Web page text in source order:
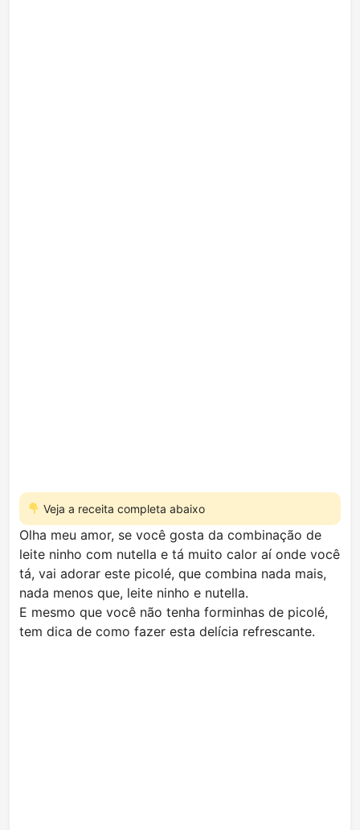
Veja a receita completa abaixo
Olha meu amor, se você gosta da combinação de
leite ninho com nutella e tá muito calor aí onde você
tá, vai adorar este picolé, que combina nada mais,
nada menos que, leite ninho e nutella.
E mesmo que você não tenha forminhas de picolé,
tem dica de como fazer esta delícia refrescante.